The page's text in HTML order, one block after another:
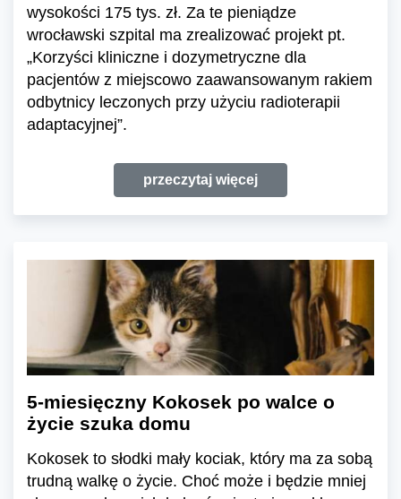
wysokości 175 tys. zł. Za te pieniądze
wrocławski szpital ma zrealizować projekt pt.
„Korzyści kliniczne i dozymetryczne dla
pacjentów z miejscowo zaawansowanym rakiem
odbytnicy leczonych przy użyciu radioterapii
adaptacyjnej”.
przeczytaj więcej
5-miesięczny Kokosek po walce o
życie szuka domu
Kokosek to słodki mały kociak, który ma za sobą
trudną walkę o życie. Choć może i będzie mniej